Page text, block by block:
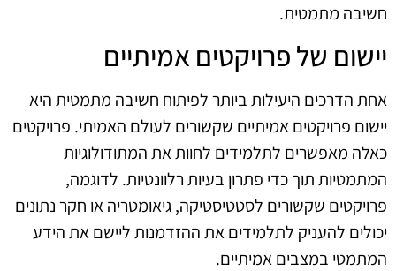
חשיבה מתמטית.
יישום של פרויקטים אמיתיים
אחת הדרכים היעילות ביותר לפיתוח חשיבה מתמטית היא
יישום פרויקטים אמיתיים שקשורים לעולם האמיתי. פרויקטים
כאלה מאפשרים לתלמידים לחוות את המתודולוגיות
המתמטיות תוך כדי פתרון בעיות רלוונטיות. לדוגמה,
פרויקטים שקשורים לסטטיסטיקה, גיאומטריה או חקר נתונים
יכולים להעניק לתלמידים את ההזדמנות ליישם את הידע
המתמטי במצבים אמיתיים.